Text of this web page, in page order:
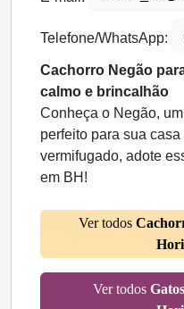
Telefone/WhatsApp:
Cachorro Negão
calmo e brincalhão
Conheça o Negão,
perfeito para sua
vermifugado, adote
em BH!
Ver todos
Ver todos Gatos